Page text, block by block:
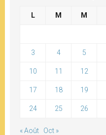
L M M
3 4 5
10 11 12
17 18 19
24 25 26
« Août Oct »